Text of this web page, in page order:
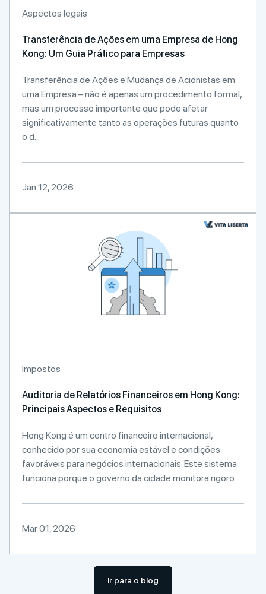
Aspectos legais
Transferência de Ações em uma Empresa de Hong
Kong: Um Guia Prático para Empresas
Transferência de Ações e Mudança de Acionistas em
uma Empresa – não é apenas um procedimento formal,
mas um processo importante que pode afetar
significativamente tanto as operações futuras quanto
o d...
Jan 12, 2026
Impostos
Auditoria de Relatórios Financeiros em Hong Kong:
Principais Aspectos e Requisitos
Hong Kong é um centro financeiro internacional,
conhecido por sua economia estável e condições
favoráveis para negócios internacionais. Este sistema
funciona porque o governo da cidade monitora rigoro...
Mar 01, 2026
Ir para o blog